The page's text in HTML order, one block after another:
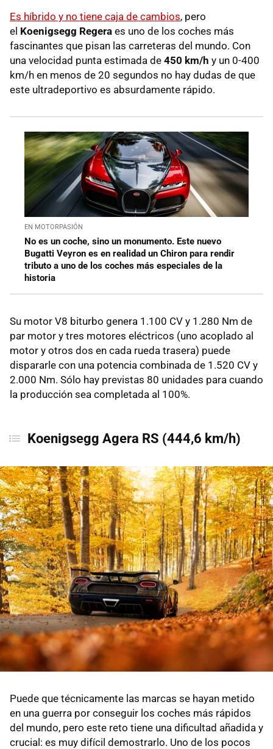
Es híbrido y no tiene caja de cambios, pero
el Koenigsegg Regera es uno de los coches más
fascinantes que pisan las carreteras del mundo. Con
una velocidad punta estimada de 450 km/h y un 0-400
km/h en menos de 20 segundos no hay dudas de que
este ultradeportivo es absurdamente rápido.
EN MOTORPASIÓN
No es un coche, sino un monumento. Este nuevo
Bugatti Veyron es en realidad un Chiron para rendir
tributo a uno de los coches más especiales de la
historia
Su motor V8 biturbo genera 1.100 CV y 1.280 Nm de
par motor y tres motores eléctricos (uno acoplado al
motor y otros dos en cada rueda trasera) puede
dispararle con una potencia combinada de 1.520 CV y
2.000 Nm. Sólo hay previstas 80 unidades para cuando
la producción sea completada al 100%.
Koenigsegg Agera RS (444,6 km/h)
Puede que técnicamente las marcas se hayan metido
en una guerra por conseguir los coches más rápidos
del mundo, pero este reto tiene una dificultad añadida y
crucial: es muy difícil demostrarlo. Uno de los pocos